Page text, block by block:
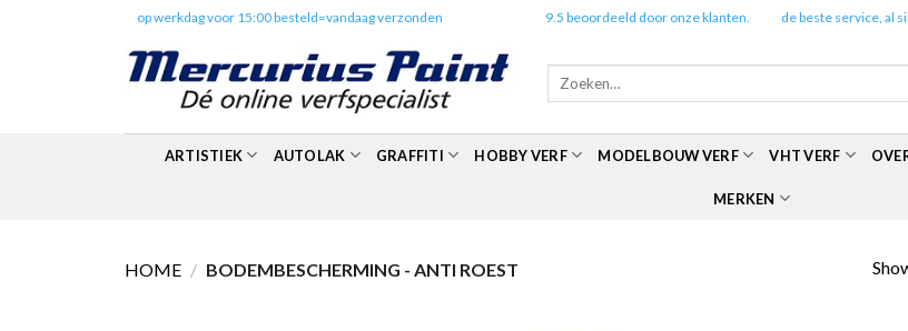
op werkdag voor 15:00 besteld=vandaag verzonden 9.5 beoordeeld door onze klanten. de beste service, al
Zoeken
ARTISTIEK AUTOLAK GRAFFITI HOBBY VERF MODELBOUW VERF VHT VERF
MERKEN
HOME / BODEMBESCHERMING - ANTI ROEST